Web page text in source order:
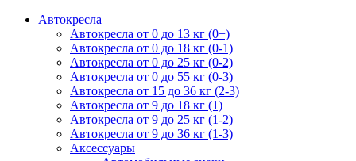
Автокресла
Автокресла от 0 до 13 кг (0+)
Автокресла от 0 до 18 кг (0-1)
Автокресла от 0 до 25 кг (0-2)
Автокресла от 0 до 55 кг (0-3)
Автокресла от 15 до 36 кг (2-3)
Автокресла от 9 до 18 кг (1)
Автокресла от 9 до 25 кг (1-2)
Автокресла от 9 до 36 кг (1-3)
Аксессуары